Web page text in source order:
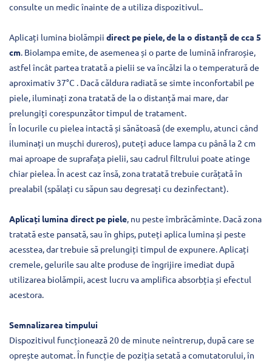
consulte un medic înainte de a utiliza dispozitivul..
Aplicați lumina biolămpii direct pe piele, de la o distanță de cca 5
cm . Biolampa emite, de asemenea și o parte de lumină infraroșie,
astfel încât partea tratată a pielii se va încălzi la o temperatură de
aproximativ 37°C . Dacă căldura radiată se simte inconfortabil pe
piele, iluminați zona tratată de la o distanță mai mare, dar
prelungiți corespunzător timpul de tratament.
În locurile cu pielea intactă și sănătoasă (de exemplu, atunci când
iluminați un mușchi dureros), puteți aduce lampa cu până la 2 cm
mai aproape de suprafața pielii, sau cadrul filtrului poate atinge
chiar pielea. În acest caz însă, zona tratată trebuie curățată în
prealabil (spălați cu săpun sau degresați cu dezinfectant).
Aplicați lumina direct pe piele , nu peste îmbrăcăminte. Dacă zona
tratată este pansată, sau în ghips, puteți aplica lumina și peste
acesstea, dar trebuie să prelungiți timpul de expunere. Aplicați
cremele, gelurile sau alte produse de îngrijire imediat după
utilizarea biolămpii, acest lucru va amplifica absorbția și efectul
acestora.
Semnalizarea timpului
Dispozitivul funcționează 20 de minute neîntrerup, după care se
oprește automat. În funcție de poziția setată a comutatorului, în